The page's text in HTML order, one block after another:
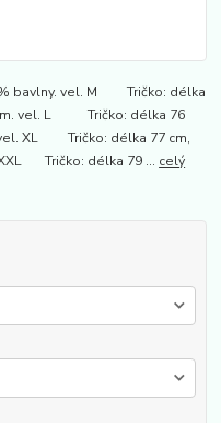
bavlny. vel. M Tričko: délka
cm. vel. L Tričko: délka 76
vel. XL Tričko: délka 77 cm,
XXL Tričko: délka 79 ... celý